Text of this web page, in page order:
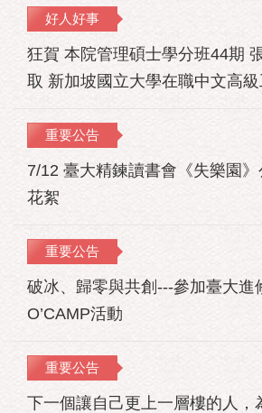
【賽明成老師】 相關連結：週一：大局勢
好人好事
狂賀 本院管理碩士學分班44期
取 新加坡國立大學在職中文高
重要公告
7/12 臺大精鍊讀書會《失樂園
花絮
重要公告
破冰、歸零與共創---參加臺大進
O’CAMP活動
重要公告
下一個讓自己更上一層樓的人，